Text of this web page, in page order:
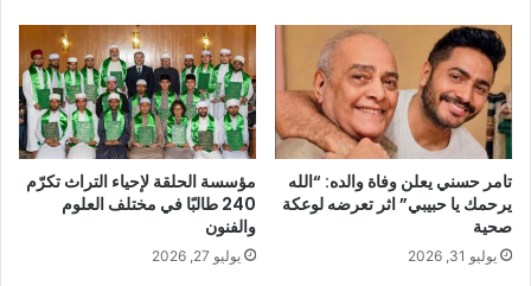
تامر حسني يعلن وفاة والده: “الله
يرحمك يا حبيبي” اثر تعرضه لوعكة
صحية
يوليو 31, 2026
مؤسسة الحلقة لإحياء التراث تكرّم
240 طالبًا في مختلف العلوم
والفنون
يوليو 27, 2026